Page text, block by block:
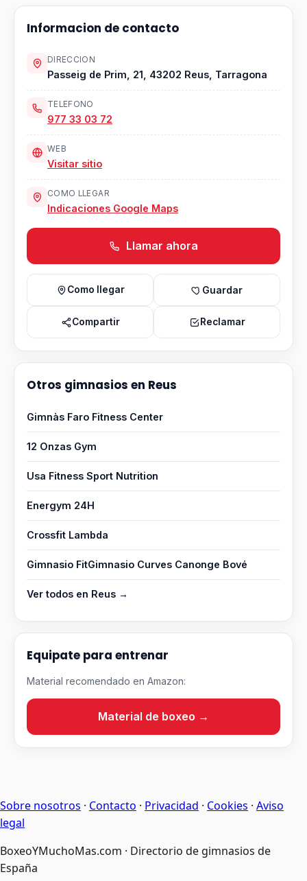
Informacion de contacto
DIRECCION
Passeig de Prim, 21, 43202 Reus, Tarragona
TELEFONO
977 33 03 72
WEB
Visitar sitio
COMO LLEGAR
Indicaciones Google Maps
Llamar ahora
Como llegar Guardar
Compartir Reclamar
Otros gimnasios en Reus
Gimnàs Faro Fitness Center
12 Onzas Gym
Usa Fitness Sport Nutrition
Energym 24H
Crossfit Lambda
Gimnasio FitGimnasio Curves Canonge Bové
Ver todos en Reus →
Equipate para entrenar
Material recomendado en Amazon:
Material de boxeo →
Sobre nosotros · Contacto · Privacidad · Cookies · Aviso
legal
BoxeoYMuchoMas.com · Directorio de gimnasios de
España